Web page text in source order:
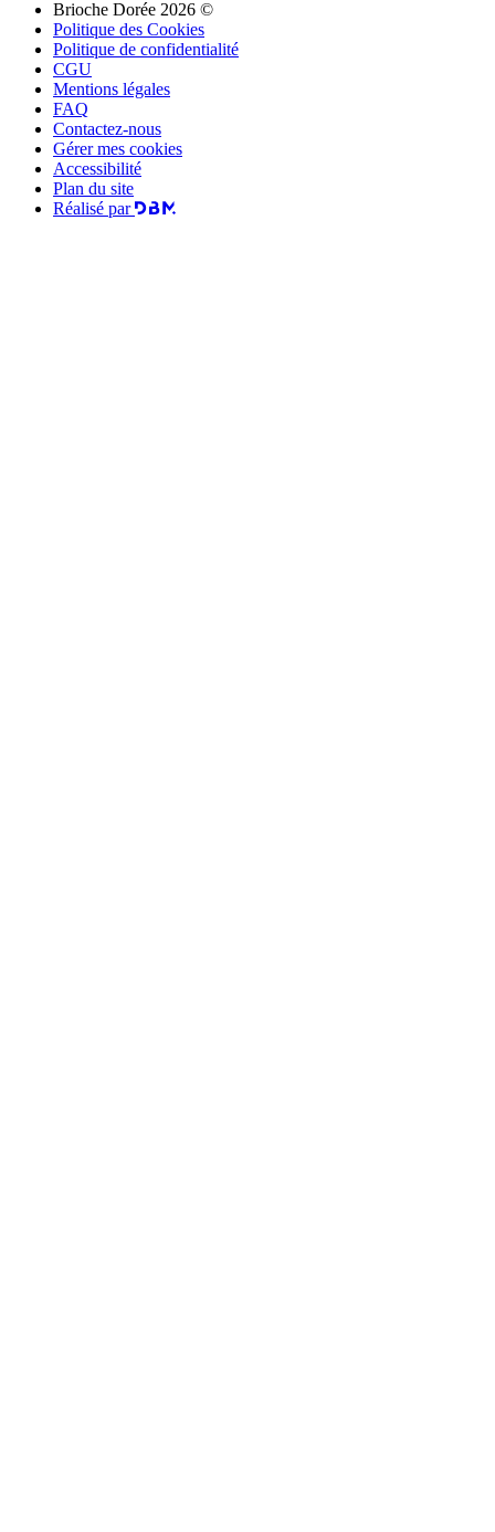
Brioche Dorée 2026 ©
Politique des Cookies
Politique de confidentialité
CGU
Mentions légales
FAQ
Contactez-nous
Gérer mes cookies
Accessibilité
Plan du site
Réalisé par